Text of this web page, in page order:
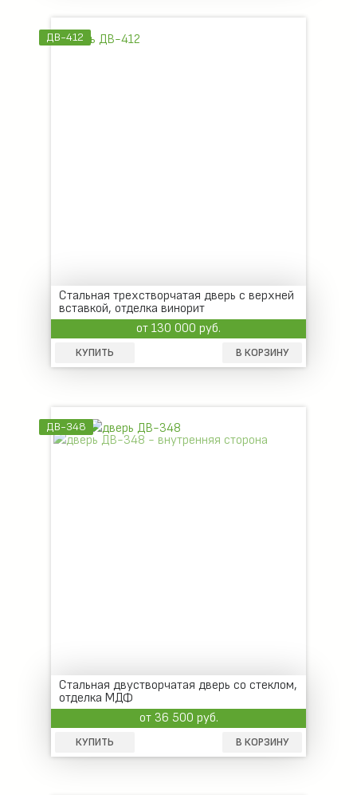
ДВ-412
Стальная трехстворчатая дверь с верхней
вставкой, отделка винорит
от 130 000 руб.
КУПИТЬ В КОРЗИНУ
ДВ-348
Стальная двустворчатая дверь со стеклом,
отделка МДФ
от 36 500 руб.
КУПИТЬ В КОРЗИНУ